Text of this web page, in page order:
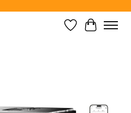
Verlanglijst
slideshow Items